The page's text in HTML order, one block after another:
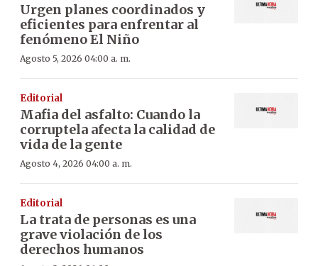
Urgen planes coordinados y
eficientes para enfrentar al
fenómeno El Niño
Agosto 5, 2026 04:00 a. m.
Editorial
Mafia del asfalto: Cuando la
corruptela afecta la calidad de
vida de la gente
Agosto 4, 2026 04:00 a. m.
Editorial
La trata de personas es una
grave violación de los
derechos humanos